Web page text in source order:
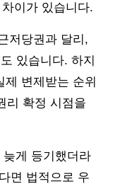
이가 있습니다.
저당권과 달리,
있습니다. 하지
변제받는 순위
리 확정 시점을
게 등기했더라
면 법적으로 우